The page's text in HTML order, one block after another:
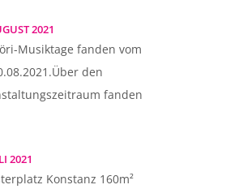
2021
Musiktage fanden vom
den
fanden
2021
Konstanz 160m²